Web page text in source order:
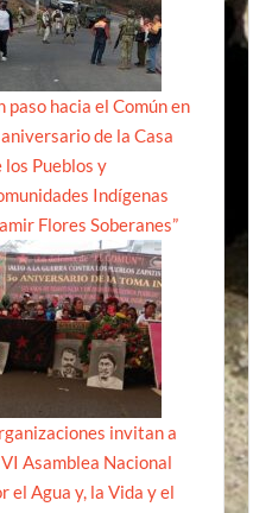
paso hacia el Común en
de la Casa
los Pueblos y
Indígenas
Flores Soberanes”
invitan a
Asamblea Nacional
el Agua y, la Vida y el